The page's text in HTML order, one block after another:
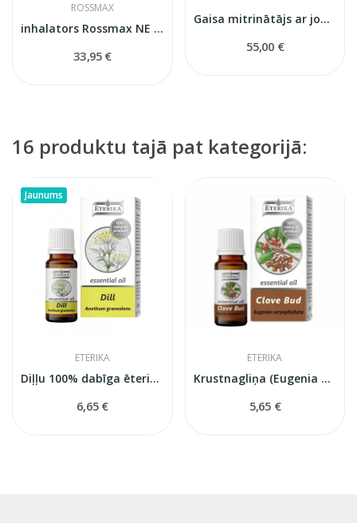
ROSSMAX
inhalators Rossmax NE 100
33,95 €
Gaisa mitrinātājs ar jonizatora funkciju KROKUS
55,00 €
16 produktu tajā pat kategorijā:
Jaunums
ETERIKA
Diļļu 100% dabīga ēteriskā eļļa (Anethum...
6,65 €
ETERIKA
Krustnagliņa (Eugenia Caryophyllata) — 100%...
5,65 €